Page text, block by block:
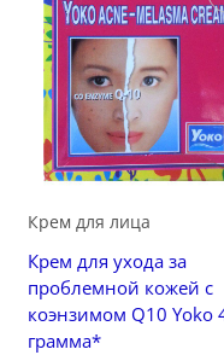
Крем для лица
Крем для ухода за
проблемной кожей с
коэнзимом Q10 Yoko
грамма*